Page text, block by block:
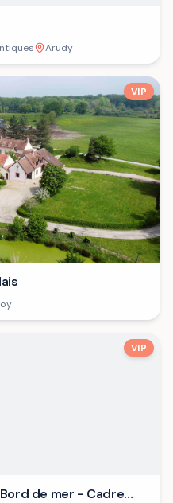
Arudy
VIP
VIP
de mer - Cadre